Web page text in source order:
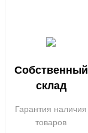
Собственный
склад
Гарантия наличия
товаров